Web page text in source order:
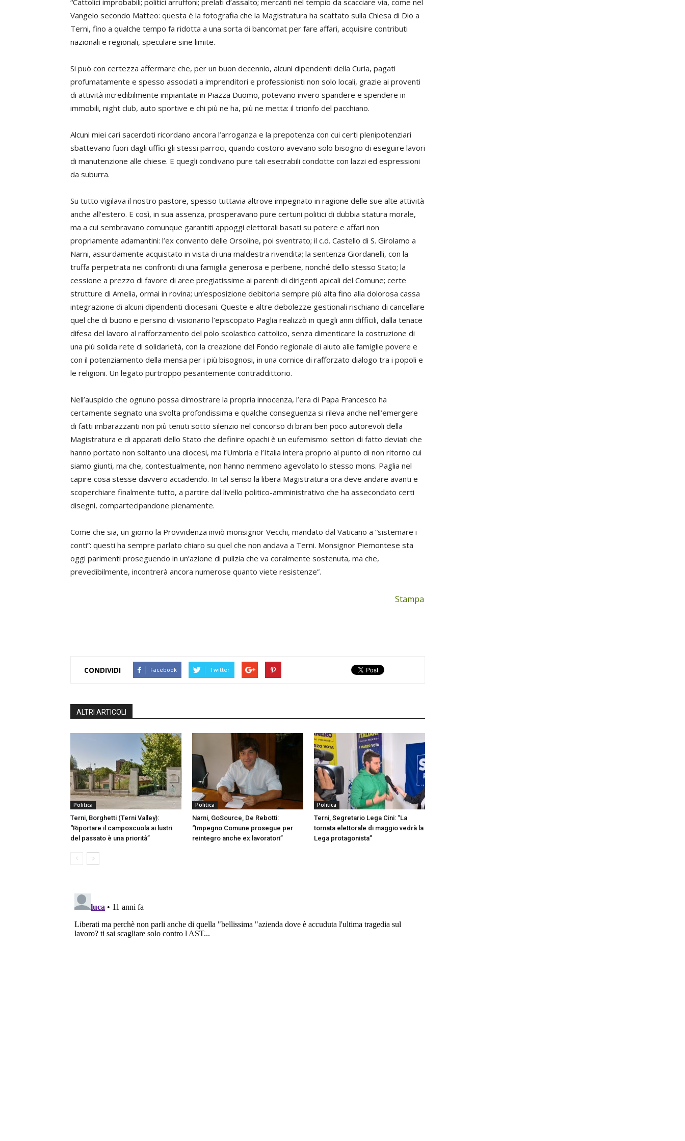
“Cattolici improbabili; politici arruffoni; prelati d’assalto; mercanti nel tempio da scacciare via, come nel
Vangelo secondo Matteo: questa è la fotografia che la Magistratura ha scattato sulla Chiesa di Dio a
Terni, fino a qualche tempo fa ridotta a una sorta di bancomat per fare affari, acquisire contributi
nazionali e regionali, speculare sine limite.
Si può con certezza affermare che, per un buon decennio, alcuni dipendenti della Curia, pagati
profumatamente e spesso associati a imprenditori e professionisti non solo locali, grazie ai proventi
di attività incredibilmente impiantate in Piazza Duomo, potevano invero spandere e spendere in
immobili, night club, auto sportive e chi più ne ha, più ne metta: il trionfo del pacchiano.
Alcuni miei cari sacerdoti ricordano ancora l’arroganza e la prepotenza con cui certi plenipotenziari
sbattevano fuori dagli uffici gli stessi parroci, quando costoro avevano solo bisogno di eseguire lavori
di manutenzione alle chiese. E quegli condivano pure tali esecrabili condotte con lazzi ed espressioni
da suburra.
Su tutto vigilava il nostro pastore, spesso tuttavia altrove impegnato in ragione delle sue alte attività
anche all’estero. E così, in sua assenza, prosperavano pure certuni politici di dubbia statura morale,
ma a cui sembravano comunque garantiti appoggi elettorali basati su potere e affari non
propriamente adamantini: l’ex convento delle Orsoline, poi sventrato; il c.d. Castello di S. Girolamo a
Narni, assurdamente acquistato in vista di una maldestra rivendita; la sentenza Giordanelli, con la
truffa perpetrata nei confronti di una famiglia generosa e perbene, nonché dello stesso Stato; la
cessione a prezzo di favore di aree pregiatissime ai parenti di dirigenti apicali del Comune; certe
strutture di Amelia, ormai in rovina; un’esposizione debitoria sempre più alta fino alla dolorosa cassa
integrazione di alcuni dipendenti diocesani. Queste e altre debolezze gestionali rischiano di cancellare
quel che di buono e persino di visionario l’episcopato Paglia realizzò in quegli anni difficili, dalla tenace
difesa del lavoro al rafforzamento del polo scolastico cattolico, senza dimenticare la costruzione di
una più solida rete di solidarietà, con la creazione del Fondo regionale di aiuto alle famiglie povere e
con il potenziamento della mensa per i più bisognosi, in una cornice di rafforzato dialogo tra i popoli e
le religioni. Un legato purtroppo pesantemente contraddittorio.
Nell’auspicio che ognuno possa dimostrare la propria innocenza, l’era di Papa Francesco ha
certamente segnato una svolta profondissima e qualche conseguenza si rileva anche nell’emergere
di fatti imbarazzanti non più tenuti sotto silenzio nel concorso di brani ben poco autorevoli della
Magistratura e di apparati dello Stato che definire opachi è un eufemismo: settori di fatto deviati che
hanno portato non soltanto una diocesi, ma l’Umbria e l’Italia intera proprio al punto di non ritorno cui
siamo giunti, ma che, contestualmente, non hanno nemmeno agevolato lo stesso mons. Paglia nel
capire cosa stesse davvero accadendo. In tal senso la libera Magistratura ora deve andare avanti e
scoperchiare finalmente tutto, a partire dal livello politico-amministrativo che ha assecondato certi
disegni, compartecipandone pienamente.
Come che sia, un giorno la Provvidenza inviò monsignor Vecchi, mandato dal Vaticano a “sistemare i
conti”: questi ha sempre parlato chiaro su quel che non andava a Terni. Monsignor Piemontese sta
oggi parimenti proseguendo in un’azione di pulizia che va coralmente sostenuta, ma che,
prevedibilmente, incontrerà ancora numerose quanto viete resistenze”.
Stampa
CONDIVIDI Facebook Twitter
ALTRI ARTICOLI
Politica
Terni, Borghetti (Terni Valley):
“Riportare il camposcuola ai lustri
del passato è una priorità”
Politica
Narni, GoSource, De Rebotti:
“Impegno Comune prosegue per
reintegro anche ex lavoratori”
Politica
Terni, Segretario Lega Cini: “La
tornata elettorale di maggio vedrà la
Lega protagonista”